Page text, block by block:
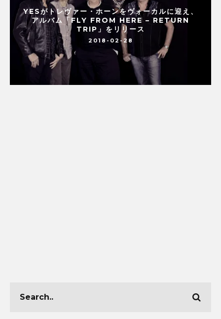
YESがトレヴァー・ホーンをヴォーカルに迎え、
アルバム「FLY FROM HERE – RETURN
TRIP」をリリース
2018-02-28